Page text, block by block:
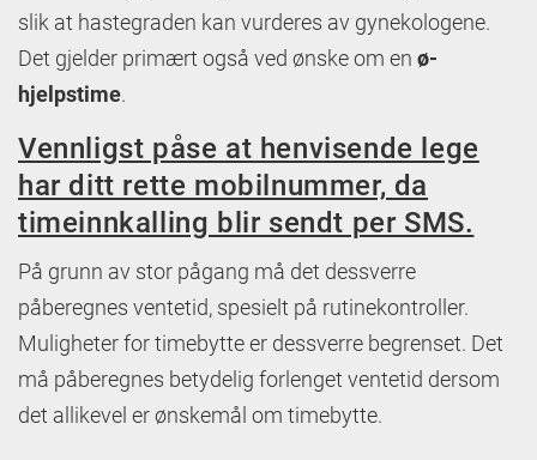
slik at hastegraden kan vurderes av gynekologene.
Det gjelder primært også ved ønske om en ø-
hjelpstime.
Vennligst påse at henvisende lege
har ditt rette mobilnummer, da
timeinnkalling blir sendt per SMS.
På grunn av stor pågang må det dessverre
påberegnes ventetid, spesielt på rutinekontroller.
Muligheter for timebytte er dessverre begrenset. Det
må påberegnes betydelig forlenget ventetid dersom
det allikevel er ønskemål om timebytte.